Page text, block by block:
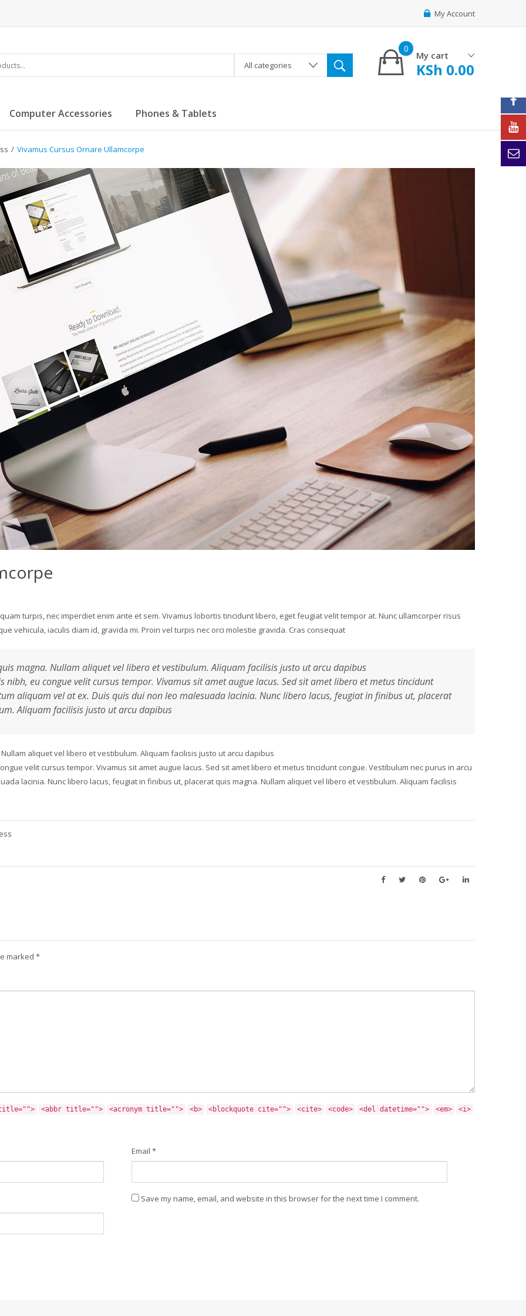
My Account
My cart
0
KSh 0.00
All categories
Computer Accessories Phones & Tablets
/ Vivamus Cursus Ornare Ullamcorpe
turpis, nec imperdiet enim ante et sem. Vivamus lobortis tincidunt libero, eget feugiat velit tempor at. Nunc ullamcorper risus
vehicula, iaculis diam id, gravida mi. Proin vel turpis nec orci molestie gravida. Cras consequat
magna. Nullam aliquet vel libero et vestibulum. Aliquam facilisis justo ut arcu dapibus
nibh, eu congue velit cursus tempor. Vivamus sit amet augue lacus. Sed sit amet libero et metus tincidunt
aliquam vel at ex. Duis quis dui non leo malesuada lacinia. Nunc libero lacus, feugiat in finibus ut, placerat
Aliquam facilisis justo ut arcu dapibus
aliquet vel libero et vestibulum. Aliquam facilisis justo ut arcu dapibus
velit cursus tempor. Vivamus sit amet augue lacus. Sed sit amet libero et metus tincidunt congue. Vestibulum nec purus in arcu
lacinia. Nunc libero lacus, feugiat in finibus ut, placerat quis magna. Nullam aliquet vel libero et vestibulum. Aliquam facilisis
marked *
<abbr title=""> <acronym title=""> <b> <blockquote cite=""> <cite> <code> <del datetime=""> <em> <i>
Email *
Save my name, email, and website in this browser for the next time I comment.